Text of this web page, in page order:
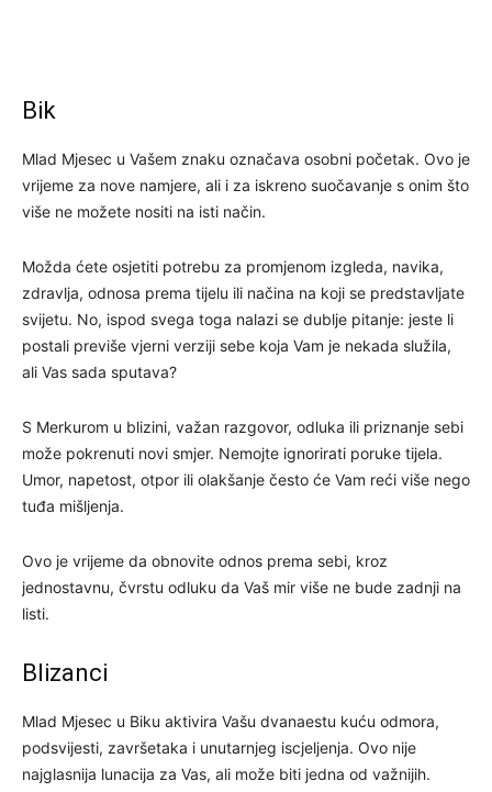
Bik
Mlad Mjesec u Vašem znaku označava osobni početak. Ovo je
vrijeme za nove namjere, ali i za iskreno suočavanje s onim što
više ne možete nositi na isti način.
Možda ćete osjetiti potrebu za promjenom izgleda, navika,
zdravlja, odnosa prema tijelu ili načina na koji se predstavljate
svijetu. No, ispod svega toga nalazi se dublje pitanje: jeste li
postali previše vjerni verziji sebe koja Vam je nekada služila,
ali Vas sada sputava?
S Merkurom u blizini, važan razgovor, odluka ili priznanje sebi
može pokrenuti novi smjer. Nemojte ignorirati poruke tijela.
Umor, napetost, otpor ili olakšanje često će Vam reći više nego
tuđa mišljenja.
Ovo je vrijeme da obnovite odnos prema sebi, kroz
jednostavnu, čvrstu odluku da Vaš mir više ne bude zadnji na
listi.
Blizanci
Mlad Mjesec u Biku aktivira Vašu dvanaestu kuću odmora,
podsvijesti, završetaka i unutarnjeg iscjeljenja. Ovo nije
najglasnija lunacija za Vas, ali može biti jedna od važnijih.